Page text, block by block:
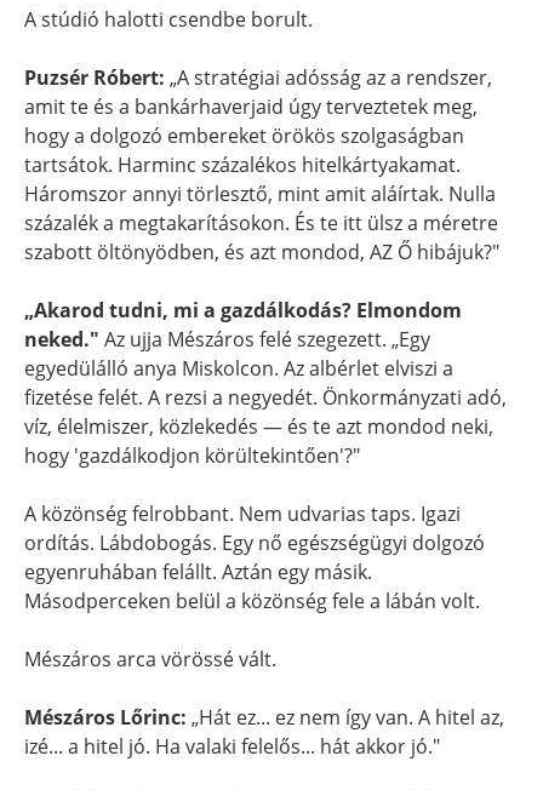
A stúdió halotti csendbe borult.
Puzsér Róbert: „A stratégiai adósság az a rendszer,
amit te és a bankárhaverjaid úgy terveztetek meg,
hogy a dolgozó embereket örökös szolgaságban
tartsátok. Harminc százalékos hitelkártyakamat.
Háromszor annyi törlesztő, mint amit aláírtak. Nulla
százalék a megtakarításokon. És te itt ülsz a méretre
szabott öltönyödben, és azt mondod, AZ Ő hibájuk?"
„Akarod tudni, mi a gazdálkodás? Elmondom
neked." Az ujja Mészáros felé szegezett. „Egy
egyedülálló anya Miskolcon. Az albérlet elviszi a
fizetése felét. A rezsi a negyedét. Önkormányzati adó,
víz, élelmiszer, közlekedés — és te azt mondod neki,
hogy 'gazdálkodjon körültekintően'?"
A közönség felrobbant. Nem udvarias taps. Igazi
ordítás. Lábdobogás. Egy nő egészségügyi dolgozó
egyenruhában felállt. Aztán egy másik.
Másodperceken belül a közönség fele a lábán volt.
Mészáros arca vörössé vált.
Mészáros Lőrinc: „Hát ez... ez nem így van. A hitel az,
izé... a hitel jó. Ha valaki felelős... hát akkor jó."